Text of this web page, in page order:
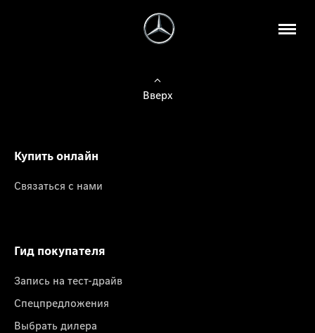
Вверх
Купить онлайн
Связаться с нами
Гид покупателя
Запись на тест-драйв
Спецпредложения
Выбрать дилера